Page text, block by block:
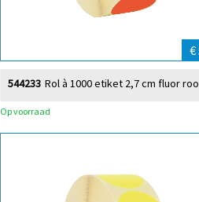
€
Rol à 1000 etiket 2,7 cm fluor
544233
Op voorraad